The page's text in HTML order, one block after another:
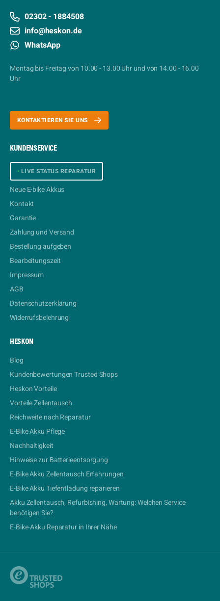
02302 - 1884508
info@heskon.de
WhatsApp
Montag bis Freitag von 10.00 - 13.00 Uhr und von 14.00 - 16.00
Uhr
KONTAKTIEREN SIE UNS
KUNDENSERVICE
• LIVE STATUS REPARATUR
Neue E-bike Akkus
Kontakt
Garantie
Zahlung und Versand
Bestellung aufgeben
Bearbeitungszeit
Impressum
AGB
Datenschutzerklärung
Widerrufsbelehrung
HESKON
Blog
Kundenbewertungen Trusted Shops
Heskon Vorteile
Vorteile Zellentausch
Reichweite nach Reparatur
E-Bike Akku Pflege
Nachhaltigkeit
Hinweise zur Batterieentsorgung
E-Bike Akku Zellentausch Erfahrungen
E-Bike Akku Tiefentladung reparieren
Akku Zellentausch, Refurbishing, Wartung: Welchen Service
benötigen Sie?
E-Bike-Akku Reparatur in Ihrer Nähe